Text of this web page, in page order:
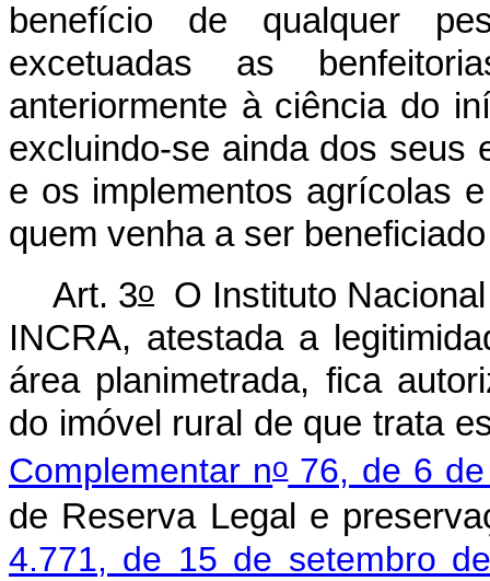
benefício de qualquer
excetuadas as
anteriormente à ciência do
excluindo-se ainda dos seus
e os implementos agrícolas
quem venha a ser
Art. 3oO Instituto Nacional
INCRA, atestada a
área planimetrada, fica
do imóvel rural de que trata
Complementar no76, de 6 de
de Reserva Legal e
4.771, de 15 de setembro